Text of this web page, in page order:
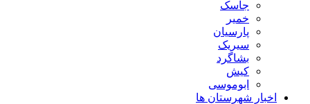
جاسک
خمیر
پارسیان
سیریک
بشاگرد
کیش
ابوموسی
اخبار شهرستان ها